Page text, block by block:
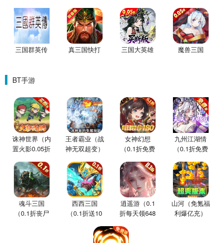
三国群英传 真三国快打 三国大英雄 魔兽三国
BT手游
诛神世界（内
置火影0.05折
王者霸业（战
神无双超变）
女神幻想
（0.1折免费
九州江湖情
（0.1折免费
魂斗三国
（0.1折丧尸
西西三国
（0.1折送10
逍遥游（0.1
折每天领648
山河（免氪福
利爆亿充）